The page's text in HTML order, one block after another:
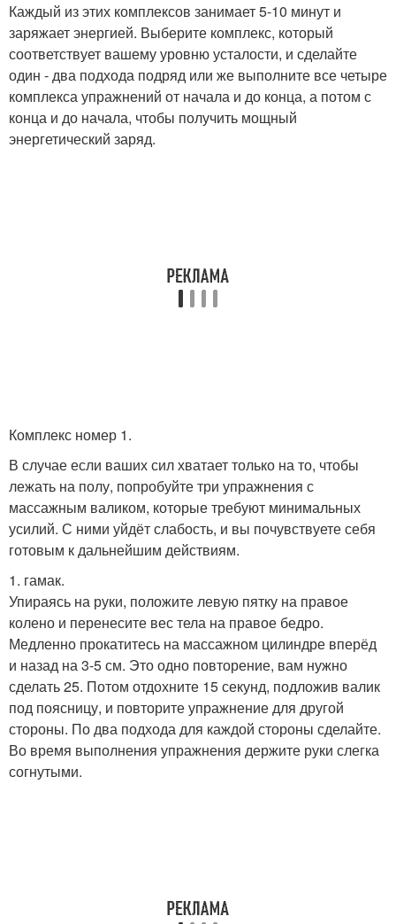
Каждый из этих комплексов занимает 5-10 минут и
заряжает энергией. Выберите комплекс, который
соответствует вашему уровню усталости, и сделайте
один - два подхода подряд или же выполните все четыре
комплекса упражнений от начала и до конца, а потом с
конца и до начала, чтобы получить мощный
энергетический заряд.
Комплекс номер 1.
В случае если ваших сил хватает только на то, чтобы
лежать на полу, попробуйте три упражнения с
массажным валиком, которые требуют минимальных
усилий. С ними уйдёт слабость, и вы почувствуете себя
готовым к дальнейшим действиям.
1. гамак.
Упираясь на руки, положите левую пятку на правое
колено и перенесите вес тела на правое бедро.
Медленно прокатитесь на массажном цилиндре вперёд
и назад на 3-5 см. Это одно повторение, вам нужно
сделать 25. Потом отдохните 15 секунд, подложив валик
под поясницу, и повторите упражнение для другой
стороны. По два подхода для каждой стороны сделайте.
Во время выполнения упражнения держите руки слегка
согнутыми.